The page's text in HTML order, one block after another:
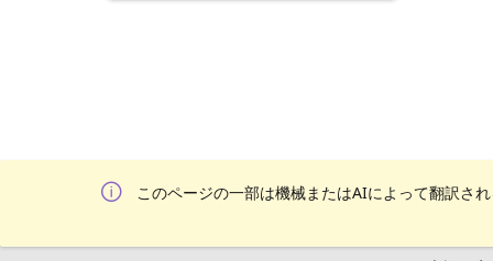
このページの一部は機械またはAIによって翻訳され